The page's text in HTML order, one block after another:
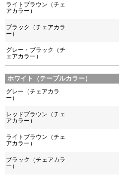
ライトブラウン（チェ
アカラー）
ブラック（チェアカラ
ー）
グレー・ブラック（チ
ェアカラー）
ホワイト（テーブルカラー）
グレー（チェアカラ
ー）
レッドブラウン（チェ
アカラー）
ライトブラウン（チェ
アカラー）
ブラック（チェアカラ
ー）